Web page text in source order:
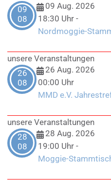
09
08
09 Aug. 2026
18:30 Uhr -
Nordmoggie-
unsere Veranstaltungen
26
08
26 Aug. 2026
00:00 Uhr
MMD e.V.
unsere Veranstaltungen
28
08
28 Aug. 2026
19:00 Uhr -
Moggie-